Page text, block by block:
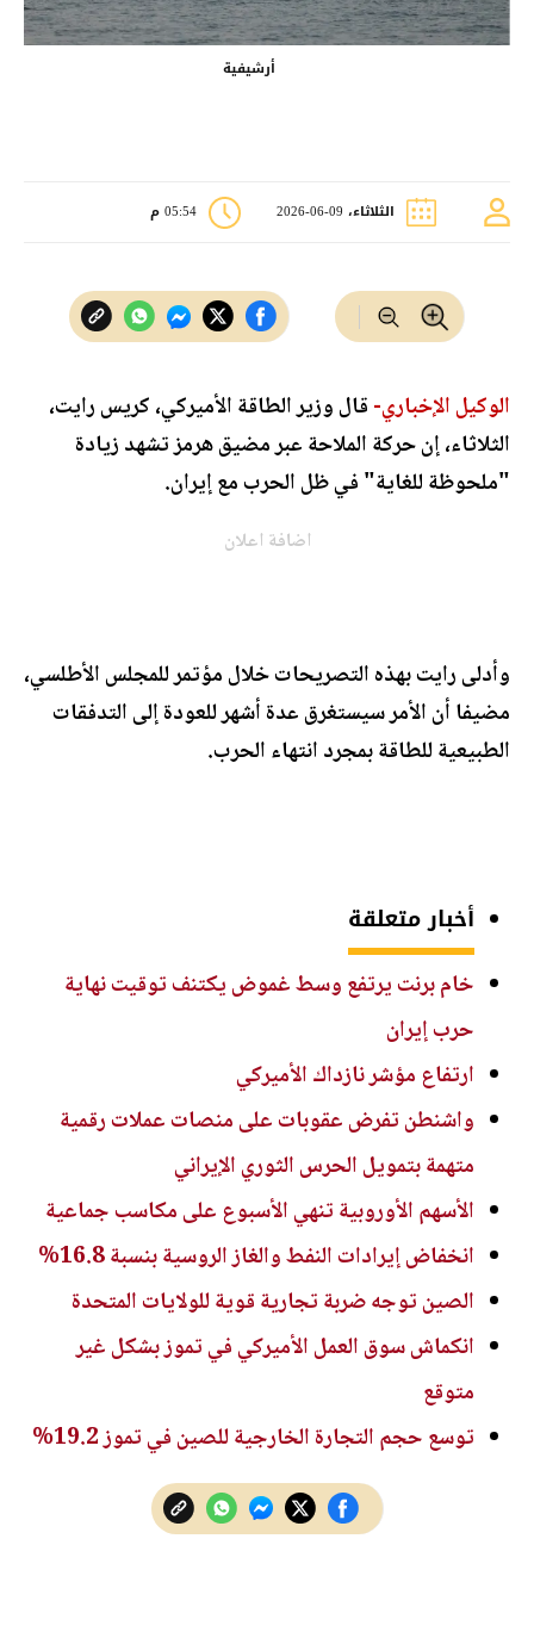
أرشيفية
الثلاثاء، 09-06-2026 05:54 م
الوكيل الإخباري-قال وزير الطاقة الأميركي، كريس رايت،
الثلاثاء، إن حركة الملاحة عبر مضيق هرمز تشهد زيادة
"ملحوظة للغاية" في ظل الحرب مع إيران.
اضافة اعلان
وأدلى رايت بهذه التصريحات خلال مؤتمر للمجلس الأطلسي،
مضيفا أن الأمر سيستغرق عدة أشهر للعودة إلى التدفقات
الطبيعية للطاقة بمجرد انتهاء الحرب.
أخبار متعلقة
خام برنت يرتفع وسط غموض يكتنف توقيت نهاية
حرب إيران
ارتفاع مؤشر نازداك الأميركي
واشنطن تفرض عقوبات على منصات عملات رقمية
متهمة بتمويل الحرس الثوري الإيراني
الأسهم الأوروبية تنهي الأسبوع على مكاسب جماعية
انخفاض إيرادات النفط والغاز الروسية بنسبة 16.8%
الصين توجه ضربة تجارية قوية للولايات المتحدة
انكماش سوق العمل الأميركي في تموز بشكل غير
متوقع
توسع حجم التجارة الخارجية للصين في تموز 19.2%